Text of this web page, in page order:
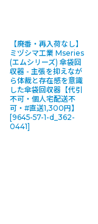
【廃番・再入荷なし】
ミヅシマ工業 Mseries
(エムシリーズ) 傘袋回
収器 - 主張を抑えなが
ら体裁と存在感を意識
した傘袋回収器【代引
不可・個人宅配送不
可・#直送1,300円】
[9645-57-1-d_362-
0441]